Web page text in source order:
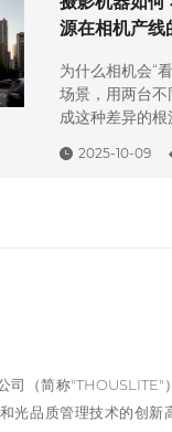
源在相机产线
为什么相机会“
场景，用两台
成这种差异的
敏感，如果测试
2025-10-09
司（简称"THOUSLITE"
光品质管理技术的创新